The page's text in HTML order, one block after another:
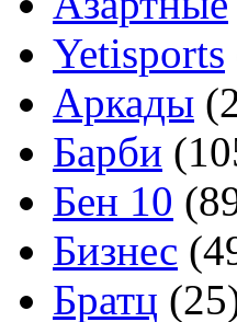
Yetisports
Аркады
Барби
Бен 10
Бизнес
Братц